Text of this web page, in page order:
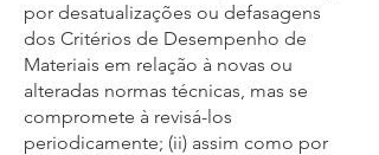
por desatualizações ou defasagens
dos Critérios de Desempenho de
Materiais em relação à novas ou
alteradas normas técnicas, mas se
compromete à revisá-los
periodicamente; (ii) assim como por